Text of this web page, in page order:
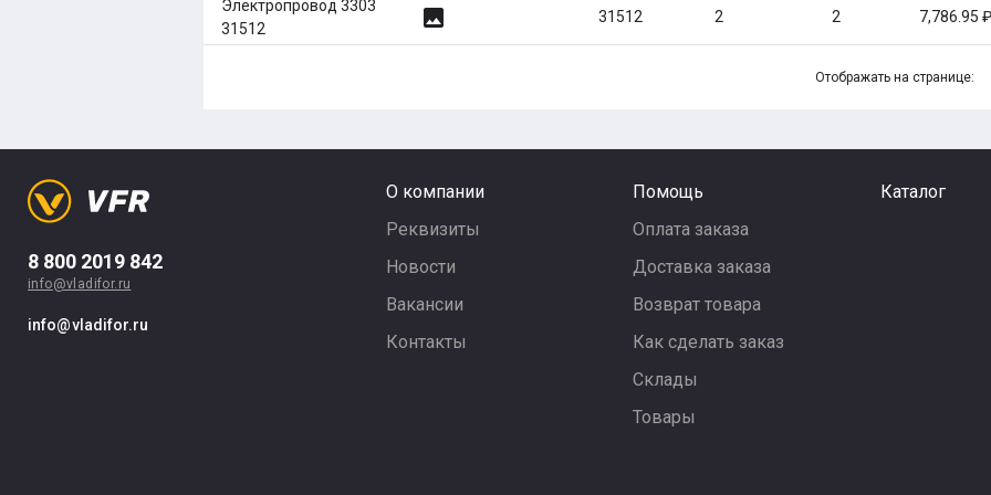
Электропровод 3303
31512
image 31512 2 2 7,786.95
Отображать на странице:
8 800 2019 842
info@vladifor.ru
info@vladifor.ru
О компании
Реквизиты
Новости
Вакансии
Контакты
Помощь
Оплата заказа
Доставка заказа
Возврат товара
Как сделать заказ
Склады
Товары
Каталог